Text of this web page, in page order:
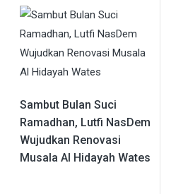
Sambut Bulan Suci
Ramadhan, Lutfi NasDem
Wujudkan Renovasi
Musala Al Hidayah Wates